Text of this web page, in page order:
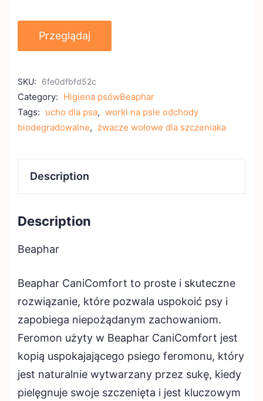
Przeglądaj
SKU: 6fe0dfbfd52c
Category: Higiena psówBeaphar
Tags: ucho dla psa, worki na psie odchody
biodegradowalne, żwacze wołowe dla szczeniaka
Description
Description
Beaphar
Beaphar CaniComfort to proste i skuteczne
rozwiązanie, które pozwala uspokoić psy i
zapobiega niepożądanym zachowaniom.
Feromon użyty w Beaphar CaniComfort jest
kopią uspokajającego psiego feromonu, który
jest naturalnie wytwarzany przez sukę, kiedy
pielęgnuje swoje szczenięta i jest kluczowym